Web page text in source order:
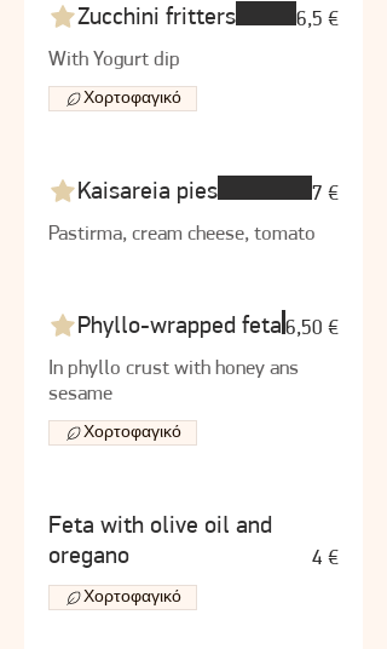
Zucchini fritters
With Yogurt dip
6,5 €
Χορτοφαγικό
Kaisareia pies
Pastirma, cream cheese, tomato
7 €
Phyllo-wrapped feta
In phyllo crust with honey ans
sesame
6,50 €
Χορτοφαγικό
Feta with olive oil and
oregano
4 €
Χορτοφαγικό